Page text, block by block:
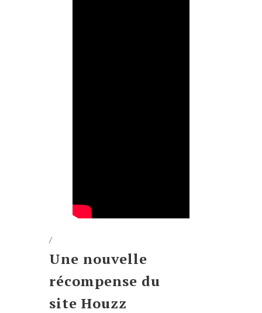
/
Une nouvelle
récompense du
site Houzz